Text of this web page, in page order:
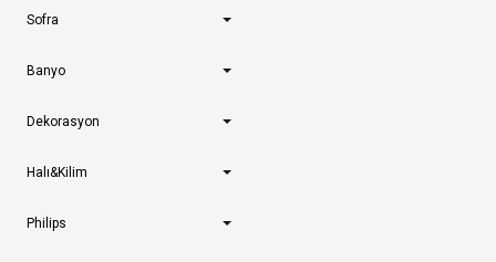
Sofra
Banyo
Dekorasyon
Halı&Kilim
Philips